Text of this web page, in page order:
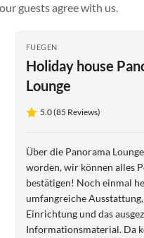
guests agree with us.
FUEGEN
Holiday house
Lounge
5.0 (85 Reviews)
Über die Panorama
worden, wir können alles
bestätigen! Noch einmal
umfangreiche
Einrichtung und das
Informationsmaterial. Da